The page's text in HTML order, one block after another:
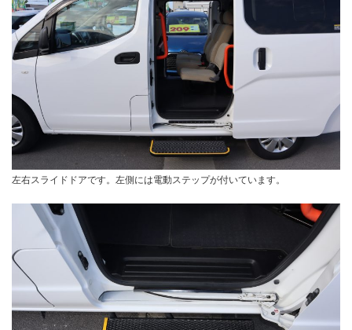
左右スライドドアです。左側には電動ステップが付いています。